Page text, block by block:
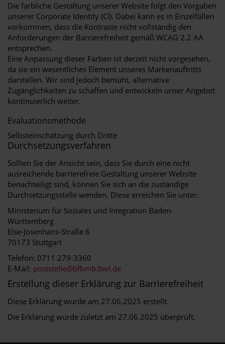
Die farbliche Gestaltung unserer Website folgt den Vorgaben
unserer Corporate Identity (CI). Dabei kann es in Einzelfällen
vorkommen, dass die Kontraste nicht vollständig den
Anforderungen der Barrierefreiheit gemäß WCAG 2.2 AA
entsprechen.
Eine Anpassung dieser Farben ist derzeit nicht vorgesehen,
da sie ein wesentliches Element unseres Markenauftritts
darstellen. Wir sind jedoch bemüht, alternative
Zugänglichkeiten zu schaffen und entwickeln unser Angebot
kontinuierlich weiter.
Evaluationsmethode
Selbsteinschätzung durch Dritte
Durchsetzungsverfahren
Sollten Sie der Ansicht sein, dass Sie durch eine nicht
ausreichende barrierefreie Gestaltung unserer Website
benachteiligt sind, können Sie sich an die zuständige
Durchsetzungsstelle wenden. Diese erreichen Sie unter:
Ministerium für Soziales und Integration Baden-
Württemberg
Else-Josenhans-Straße 6
70173 Stuttgart
Telefon: 0711 279-3360
E-Mail: poststelle@bfbmb.bwl.de
Erstellung dieser Erklärung zur Barrierefreiheit
Diese Erklärung wurde am 27.06.2025 erstellt.
Die Erklärung wurde zuletzt am 27.06.2025 überprüft.